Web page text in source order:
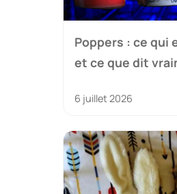
Poppers : ce qui
et ce que dit
6 juillet 2026